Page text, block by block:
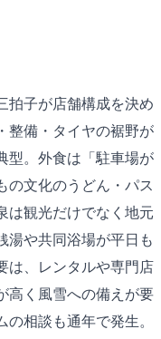
子が店舗構成を決め
整備・タイヤの裾野が
型。外食は「駐車場が
の文化のうどん・パス
は観光だけでなく地元
湯や共同浴場が平日も
は、レンタルや専門店
高く風雪への備えが要
相談も通年で発生。